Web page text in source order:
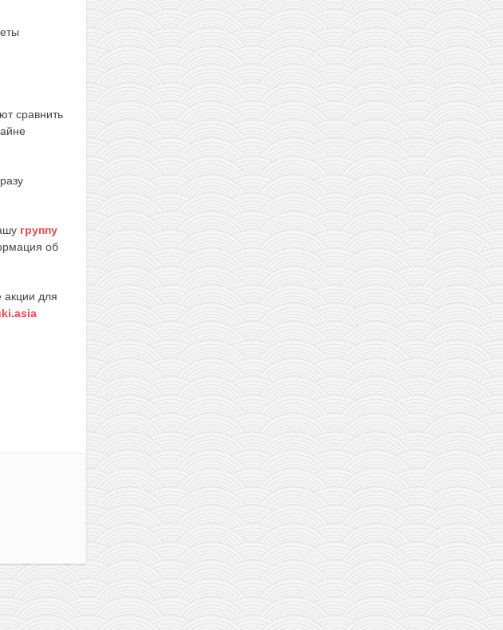
сравнить
группу
об
акции для